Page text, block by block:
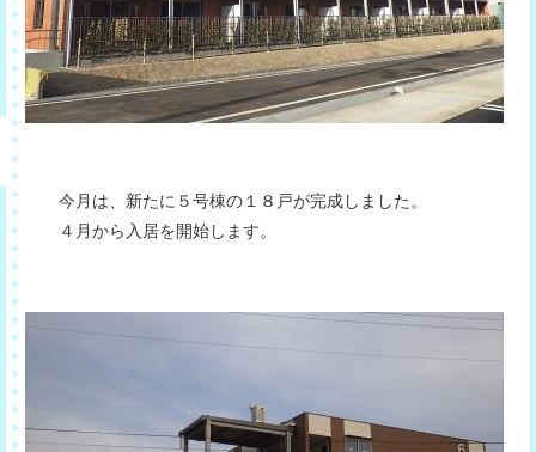
今月は、新たに５号棟の１８戸が完成しました。
４月から入居を開始します。